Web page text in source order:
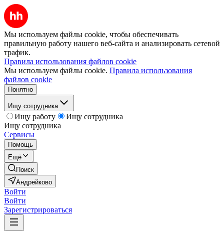
Мы используем файлы cookie, чтобы обеспечивать
правильную работу нашего веб-сайта и анализировать сетевой
трафик.
Правила использования файлов cookie
Мы используем файлы cookie. Правила использования
файлов cookie
Понятно
Ищу сотрудника
Ищу работу
Ищу сотрудника
Ищу сотрудника
Сервисы
Помощь
Ещё
Поиск
Андрейково
Войти
Войти
Зарегистрироваться